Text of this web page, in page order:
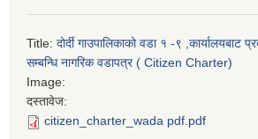
Title: दोर्दी गाउपालिकाको वडा १ -९ ,कार्यालयबाट
सम्बन्धि नागरिक वडापत्र ( Citizen Charter)
Image:
दस्तावेज:
citizen_charter_wada pdf.pdf